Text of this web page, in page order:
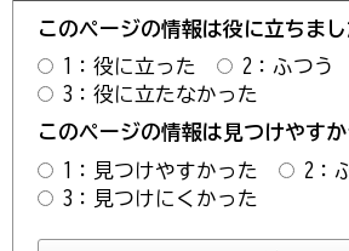
このページの情報は役に立ちまし
1：役に立った
2：ふつう
3：役に立たなかった
このページの情報は見つけやす
1：見つけやすかった
2：
3：見つけにくかった